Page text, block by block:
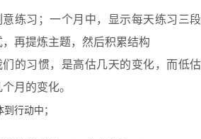
意练习；一个月中，显示每天练习三段
，再提炼主题，然后积累结构
们的习惯，是高估几天的变化，而低估
个月的变化。
行动中；